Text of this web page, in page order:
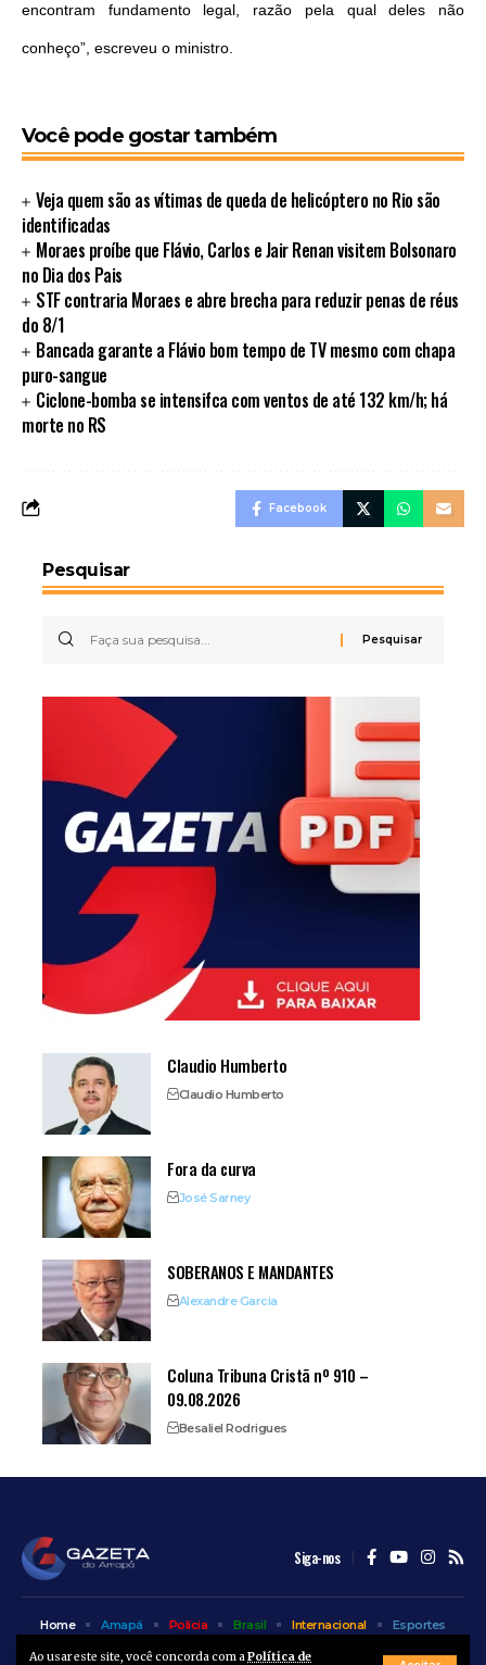
Ao usar este site, você concorda com aPolítica de
encontram fundamento legal, razão pela qual deles não
conheço”, escreveu o ministro.
Você pode gostar também
Veja quem são as vítimas de queda de helicóptero no Rio são
identificadas
Moraes proíbe que Flávio, Carlos e Jair Renan visitem Bolsonaro
no Dia dos Pais
STF contraria Moraes e abre brecha para reduzir penas de réus
do 8/1
Bancada garante a Flávio bom tempo de TV mesmo com chapa
puro-sangue
Ciclone-bomba se intensifca com ventos de até 132 km/h; há
morte no RS
Facebook
Pesquisar
Claudio Humberto
Claudio Humberto
Fora da curva
José Sarney
SOBERANOS E MANDANTES
Alexandre Garcia
Coluna Tribuna Cristã nº 910 –
09.08.2026
Besaliel Rodrigues
Siga-nos
Home Amapá Polícia Brasil Internacional
Esportes
Bem Estar
Entretenimento